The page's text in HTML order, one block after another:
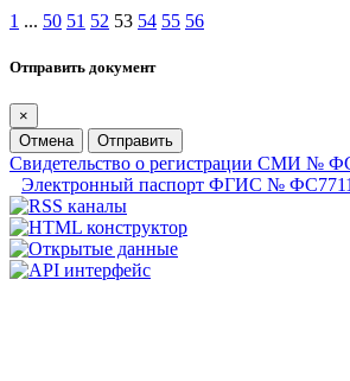
1 ... 50 51 52 53 54 55 56
Отправить документ
×
Отмена
Отправить
Свидетельство о регистрации СМИ №
Электронный паспорт ФГИС №